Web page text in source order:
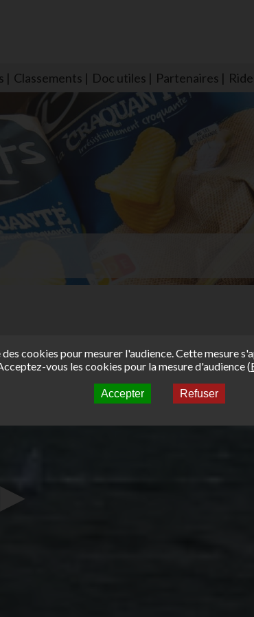
Classements Doc utiles Partenaires
qui veillent sur nous pour que l'eau salée n'ait
larmes
cookies pour mesurer l'audience. Cette mesure
vous les cookies pour la mesure d'audience (
Accepter Refuser